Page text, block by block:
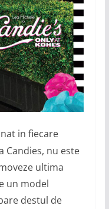
in fiecare
nu este
ultima
un model
destul de